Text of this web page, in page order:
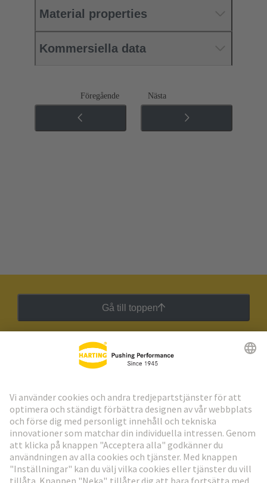
Material properties
Kommersiella data
Föregående Nästa
Gå till toppen
HARTING:s nyhetsbrev
Gå till registrering
Social Media